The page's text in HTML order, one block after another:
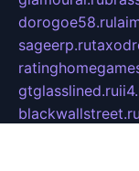
dorogoe58.ru
sageerp.ru
gtglasslined.ru
blackwallstreet.ru